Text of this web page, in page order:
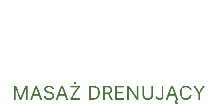
MASAŻ DRENUJĄCY